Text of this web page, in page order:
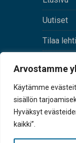
Arvostamme
Käytämme
sisällön
Hyväksyt
kaikki”.
Uutiset
Tilaa lehti
tunnus